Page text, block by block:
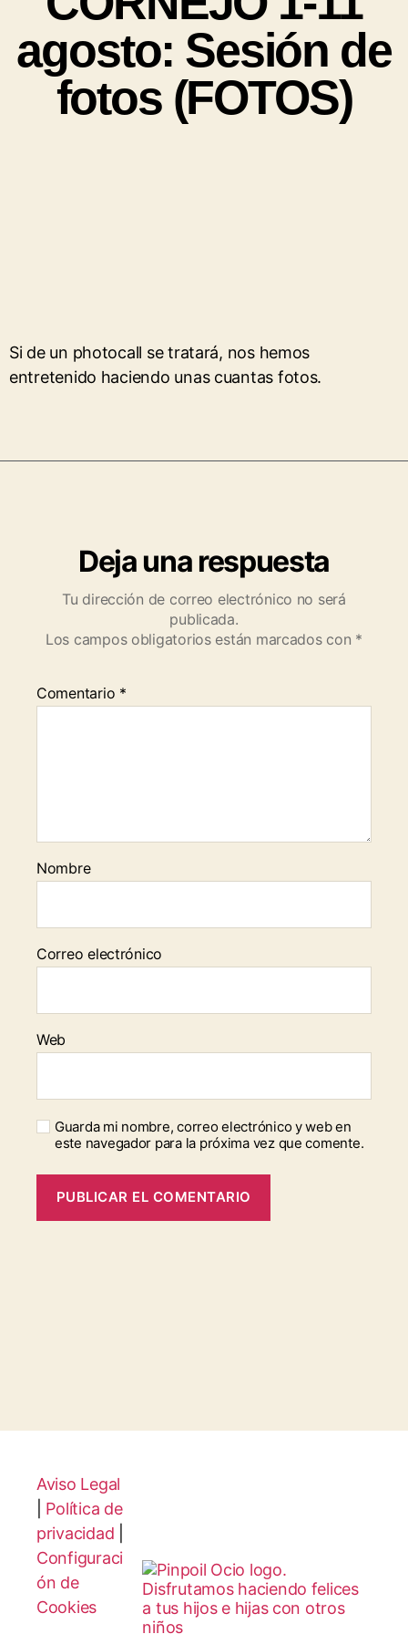
agosto: Sesión de
fotos (FOTOS)
Si de un photocall se tratará, nos hemos
entretenido haciendo unas cuantas fotos.
Deja una respuesta
Tu dirección de correo electrónico no será
publicada.
Los campos obligatorios están marcados con *
Comentario *
Nombre
Correo electrónico
Web
Guarda mi nombre, correo electrónico y web en
este navegador para la próxima vez que comente.
Aviso Legal
Política de
privacidad
Configuraci
ón de
Cookies